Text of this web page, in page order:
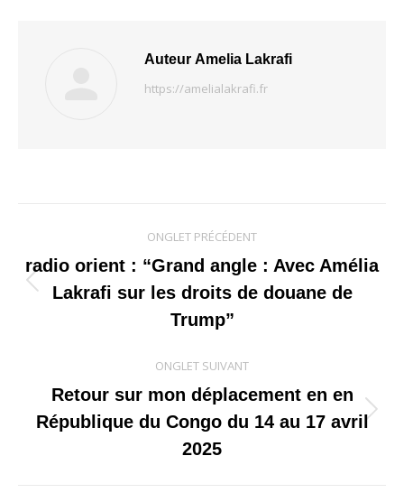
Auteur Amelia Lakrafi
https://amelialakrafi.fr
de
commentaire
ONGLET PRÉCÉDENT
Onglet
précédent
radio orient : “Grand angle : Avec Amélia
Lakrafi sur les droits de douane de
Trump”
ONGLET SUIVANT
Onglet
suivant
Retour sur mon déplacement en en
République du Congo du 14 au 17 avril
2025